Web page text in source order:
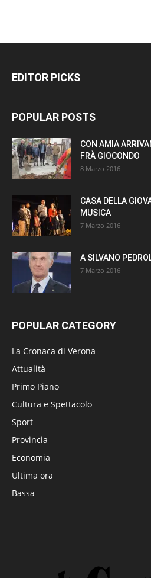
EDITOR PICKS
POPULAR POSTS
CON AMIA
FRÀ GIOCONDO
8 Marzo 2016
CASA DELLA
MUSICA
7 Marzo 2016
A SILVANO
7 Marzo 2016
POPULAR CATEGORY
La Cronaca di Verona
Attualità
Primo Piano
Cultura e Spettacolo
Sport
Provincia
Economia
Ultima ora
Bassa